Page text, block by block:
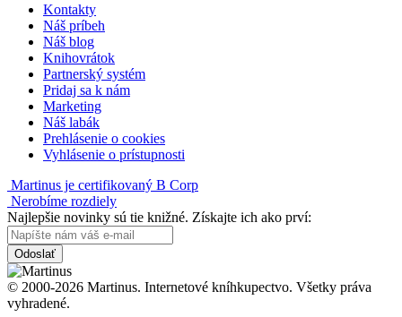
Kontakty
Náš príbeh
Náš blog
Knihovrátok
Partnerský systém
Pridaj sa k nám
Marketing
Náš labák
Prehlásenie o cookies
Vyhlásenie o prístupnosti
Martinus je certifikovaný B Corp
Nerobíme rozdiely
Najlepšie novinky sú tie knižné. Získajte ich ako prví:
Odoslať
© 2000-2026 Martinus. Internetové kníhkupectvo. Všetky práva
vyhradené.